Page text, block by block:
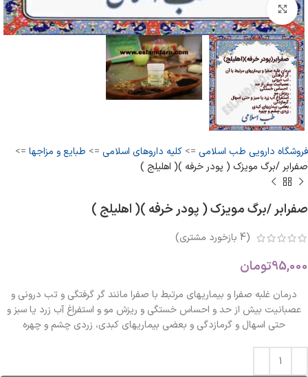
فروشگاه دارویی طب اسلامی => کلیه داروهای اسلامی => طبایع و مزاجها =>
صفرابر /برگ مویزک ( پودر خرفه )( اهلیلج )
صفرابر /برگ مویزک ( پودر خرفه )( اهلیلج )
(
4 بازخورد مشتری)
95,000تومان
درمان غلبه صفرا و بیماریهای مرتبط با صفرا مانند گر گرفتگی و تب درونی و
عصبانیت بیش از حد و احساس خستگی و ریزش مو و استفراغ آب زرد یا سبز و
حتی اسهال و گرمازدگی و بعضی بیماریهای کبدی، زردی چشم و چهره